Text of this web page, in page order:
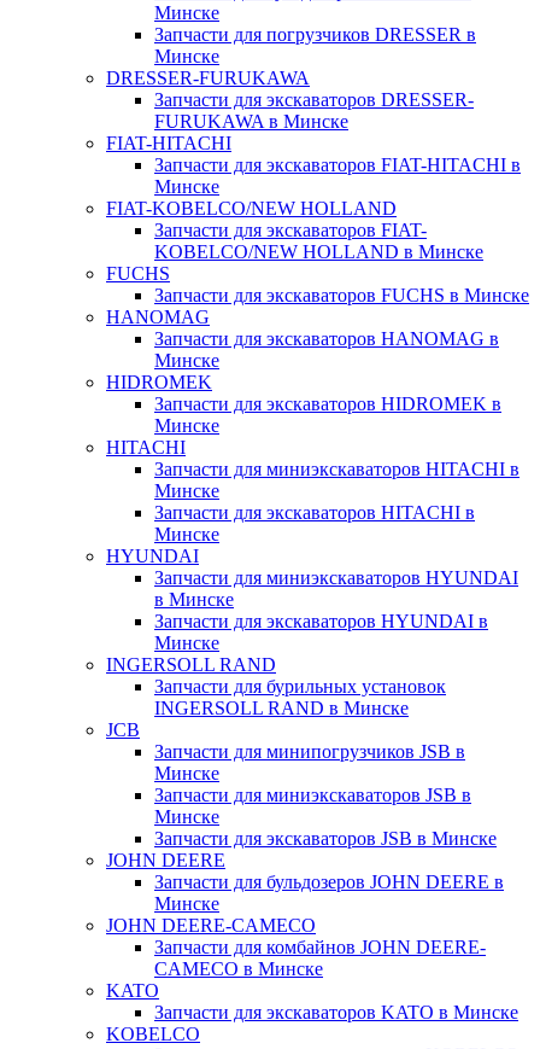
Минске
Запчасти для погрузчиков DRESSER в
Минске
DRESSER-FURUKAWA
Запчасти для экскаваторов DRESSER-
FURUKAWA в Минске
FIAT-HITACHI
Запчасти для экскаваторов FIAT-HITACHI в
Минске
FIAT-KOBELCO/NEW HOLLAND
Запчасти для экскаваторов FIAT-
KOBELCO/NEW HOLLAND в Минске
FUCHS
Запчасти для экскаваторов FUCHS в Минске
HANOMAG
Запчасти для экскаваторов HANOMAG в
Минске
HIDROMEK
Запчасти для экскаваторов HIDROMEK в
Минске
HITACHI
Запчасти для миниэкскаваторов HITACHI в
Минске
Запчасти для экскаваторов HITACHI в
Минске
HYUNDAI
Запчасти для миниэкскаваторов HYUNDAI
в Минске
Запчасти для экскаваторов HYUNDAI в
Минске
INGERSOLL RAND
Запчасти для бурильных установок
INGERSOLL RAND в Минске
JCB
Запчасти для минипогрузчиков JSB в
Минске
Запчасти для миниэкскаваторов JSB в
Минске
Запчасти для экскаваторов JSB в Минске
JOHN DEERE
Запчасти для бульдозеров JOHN DEERE в
Минске
JOHN DEERE-CAMECO
Запчасти для комбайнов JOHN DEERE-
CAMECO в Минске
KATO
Запчасти для экскаваторов KATO в Минске
KOBELCO